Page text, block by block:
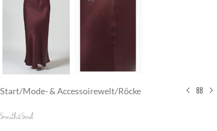
Start/Mode- & Accessoirewelt/Röcke